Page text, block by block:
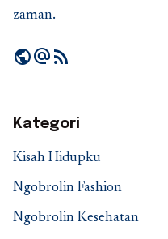
zaman.
publicalternate_emailrss_feed
Kategori
Kisah Hidupku
Ngobrolin Fashion
Ngobrolin Kesehatan